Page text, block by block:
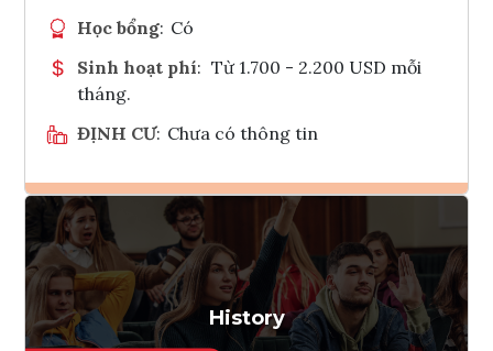
Học bổng: Có
Sinh hoạt phí: Từ 1.700 - 2.200 USD mỗi
tháng.
ĐỊNH CƯ: Chưa có thông tin
Ghi danh
Tham vấn Interlink
History